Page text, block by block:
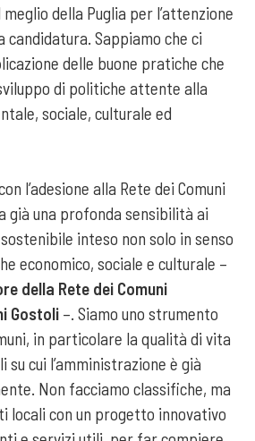
meglio della Puglia per l’attenzione
Sappiamo che ci
delle buone pratiche che
di politiche attente alla
sociale, culturale ed
l’adesione alla Rete dei Comuni
già una profonda sensibilità ai
inteso non solo in senso
economico, sociale e culturale –
della Rete dei Comuni
Gostoli –. Siamo uno strumento
in particolare la qualità di vita
su cui l’amministrazione è già
Non facciamo classifiche, ma
locali con un progetto innovativo